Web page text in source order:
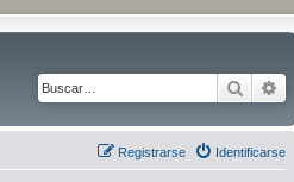
Buscar
Identificarse
Registrarse